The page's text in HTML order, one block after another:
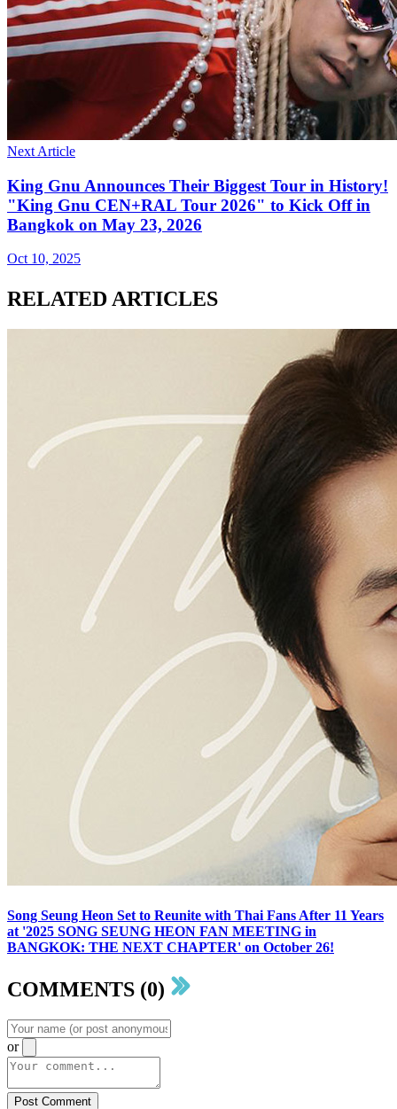
Next Article
King Gnu Announces Their Biggest Tour in History!
"King Gnu CEN+RAL Tour 2026" to Kick Off in
Bangkok on May 23, 2026
Oct 10, 2025
RELATED ARTICLES
Song Seung Heon Set to Reunite with Thai Fans After 11 Years
at '2025 SONG SEUNG HEON FAN MEETING in
BANGKOK: THE NEXT CHAPTER' on October 26!
COMMENTS (0)
or
Post Comment